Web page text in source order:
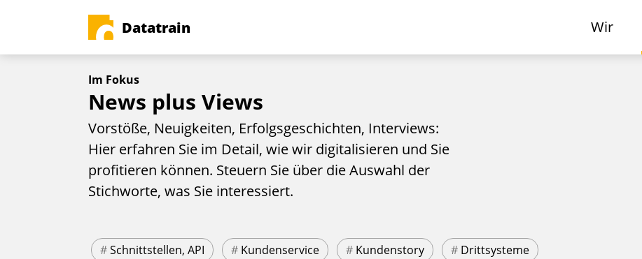
Datatrain Wir
Im Fokus
News plus Views
Vorstöße, Neuigkeiten, Erfolgsgeschichten, Interviews:
Hier erfahren Sie im Detail, wie wir digitalisieren und Sie
profitieren können. Steuern Sie über die Auswahl der
Stichworte, was Sie interessiert.
#Schnittstellen, API # Kundenservice # Kundenstory # Drittsysteme